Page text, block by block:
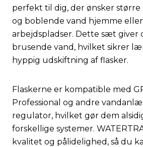
perfekt til dig, der ønsker større
og boblende vand hjemme
arbejdspladser. Dette sæt giver
brusende vand, hvilket sikrer
hyppig udskiftning af flasker.
Flaskerne er kompatible med
Professional og andre
regulator, hvilket gør dem
forskellige systemer.
kvalitet og pålidelighed, så du